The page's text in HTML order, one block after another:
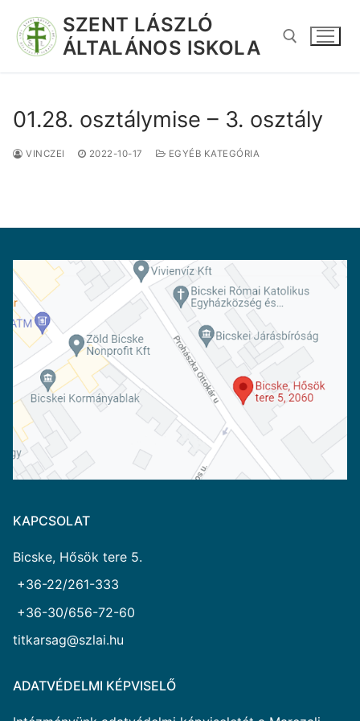
SZENT LÁSZLÓ
ÁLTALÁNOS ISKOLA
01.28. osztálymise – 3. osztály
VINCZEI 2022-10-17 EGYÉB KATEGÓRIA
KAPCSOLAT
Bicske, Hősök tere 5.
+36-22/261-333
+36-30/656-72-60
titkarsag@szlai.hu
ADATVÉDELMI KÉPVISELŐ